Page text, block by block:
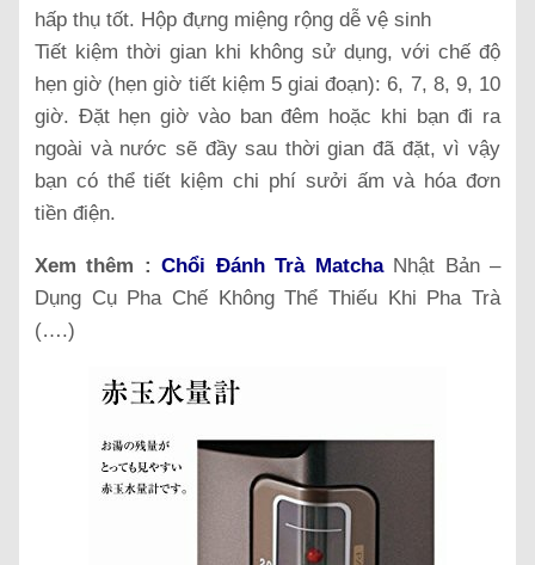
hấp thụ tốt. Hộp đựng miệng rộng dễ vệ sinh
Tiết kiệm thời gian khi không sử dụng, với chế độ
hẹn giờ (hẹn giờ tiết kiệm 5 giai đoạn): 6, 7, 8, 9, 10
giờ. Đặt hẹn giờ vào ban đêm hoặc khi bạn đi ra
ngoài và nước sẽ đầy sau thời gian đã đặt, vì vậy
bạn có thể tiết kiệm chi phí sưởi ấm và hóa đơn
tiền điện.
Xem thêm :Chổi Đánh Trà MatchaNhật Bản –
Dụng Cụ Pha Chế Không Thể Thiếu Khi Pha Trà
(….)